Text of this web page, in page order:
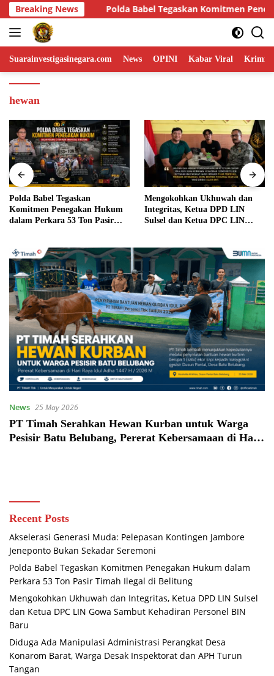
Skip
to
content
Breaking News
Komitmen Penegakan Hukum dalam Perkara 53 Ton Pasir
Suarainvestigasinegara.com News OPINI Kabar Viral
hewan
Mengokohkan Ukhuwah dan
Integritas, Ketua DPD LIN
Sulsel dan Ketua DPC LIN
Diduga Ada Manipulasi
Administrasi Perangkat Desa
Konarom Barat, Warga Desak
News 25 May 2026
PT Timah Serahkan Hewan Kurban untuk Warga
Pesisir Batu Belubang, Pererat Kebersamaan di Hari
Recent Posts
Akselerasi Generasi Muda: Pelepasan Kontingen Jambore
Jeneponto Bukan Sekadar Seremoni
Polda Babel Tegaskan Komitmen Penegakan Hukum dalam
Perkara 53 Ton Pasir Timah Ilegal di Belitung
Mengokohkan Ukhuwah dan Integritas, Ketua DPD LIN Sulsel
dan Ketua DPC LIN Gowa Sambut Kehadiran Personel BIN
Baru
Diduga Ada Manipulasi Administrasi Perangkat Desa
Konarom Barat, Warga Desak Inspektorat dan APH Turun
Tangan